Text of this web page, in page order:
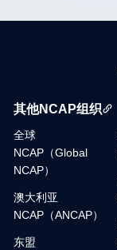
其他NCAP组织
全球
NCAP（Global
NCAP）
澳大利亚
NCAP（ANCAP）
东盟